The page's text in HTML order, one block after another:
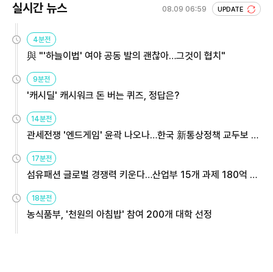
실시간 뉴스 08.09 06:59 UPDATE
4분전
與 "'하늘이법' 여야 공동 발의 괜찮아…그것이 협치"
9분전
'캐시딜' 캐시워크 돈 버는 퀴즈, 정답은?
14분전
관세전쟁 '엔드게임' 윤곽 나오나…한국 新통상정책 교두보 활
용해야
17분전
섬유패션 글로벌 경쟁력 키운다…산업부 15개 과제 180억 지
원
18분전
농식품부, '천원의 아침밥' 참여 200개 대학 선정